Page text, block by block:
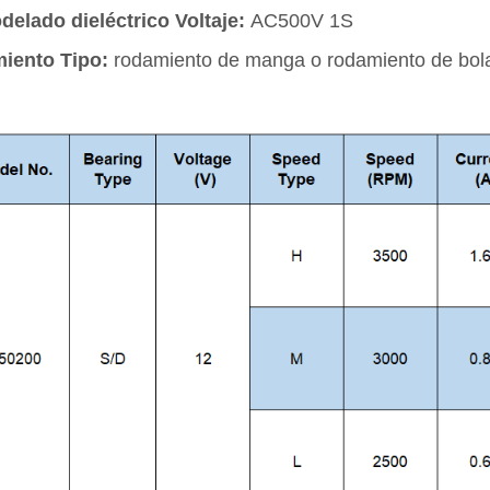
dieléctrico Voltaje: AC500V 1S
Tipo: rodamiento de manga o rodamiento de